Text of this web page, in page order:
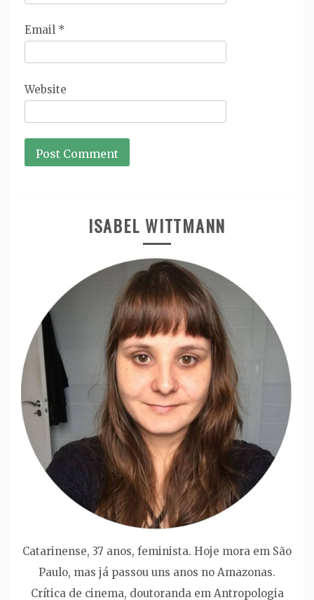
Email *
Website
ISABEL WITTMANN
Catarinense, 37 anos, feminista. Hoje mora em São
Paulo, mas já passou uns anos no Amazonas.
Crítica de cinema, doutoranda em Antropologia